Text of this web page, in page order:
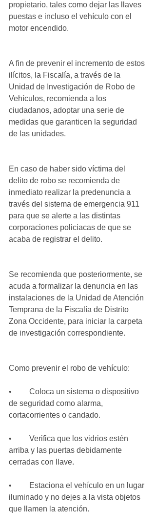
propietario, tales como dejar las llaves
puestas e incluso el vehículo con el
motor encendido.
A fin de prevenir el incremento de estos
ilícitos, la Fiscalía, a través de la
Unidad de Investigación de Robo de
Vehículos, recomienda a los
ciudadanos, adoptar una serie de
medidas que garanticen la seguridad
de las unidades.
En caso de haber sido víctima del
delito de robo se recomienda de
inmediato realizar la predenuncia a
través del sistema de emergencia 911
para que se alerte a las distintas
corporaciones policiacas de que se
acaba de registrar el delito.
Se recomienda que posteriormente, se
acuda a formalizar la denuncia en las
instalaciones de la Unidad de Atención
Temprana de la Fiscalía de Distrito
Zona Occidente, para iniciar la carpeta
de investigación correspondiente.
Como prevenir el robo de vehículo:
•         Coloca un sistema o dispositivo
de seguridad como alarma,
cortacorrientes o candado.
•         Verifica que los vidrios estén
arriba y las puertas debidamente
cerradas con llave.
•         Estaciona el vehículo en un lugar
iluminado y no dejes a la vista objetos
que llamen la atención.